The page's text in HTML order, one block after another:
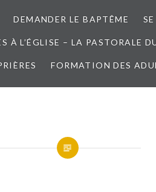
DEMANDER LE BAPTÊME
À L’ÉGLISE – LA PASTORALE
FORMATION DES